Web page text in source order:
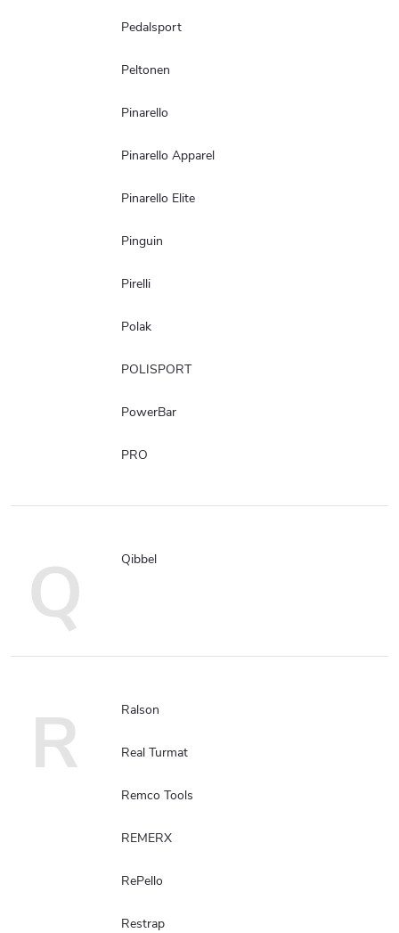
Pedalsport
Peltonen
Pinarello
Pinarello Apparel
Pinarello Elite
Pinguin
Pirelli
Polak
POLISPORT
PowerBar
PRO
Q Qibbel
R Ralson
Real Turmat
Remco Tools
REMERX
RePello
Restrap